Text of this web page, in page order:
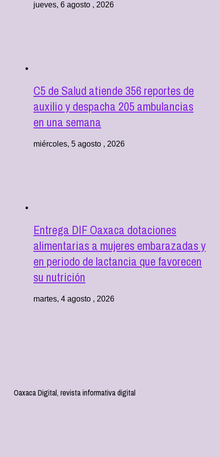
jueves, 6 agosto , 2026
C5 de Salud atiende 356 reportes de
auxilio y despacha 205 ambulancias
en una semana
miércoles, 5 agosto , 2026
Entrega DIF Oaxaca dotaciones
alimentarias a mujeres embarazadas y
en periodo de lactancia que favorecen
su nutrición
martes, 4 agosto , 2026
Oaxaca Digital, revista informativa digital